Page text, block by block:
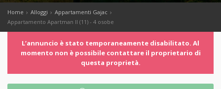
Home Alloggi
Appartamenti Gajac
Appartamento Apartman II (11) - 4 osobe
Lʼannuncio è stato temporaneamente disabilitato. Al
momento non è possibile contattare il proprietario di
questa proprietà.